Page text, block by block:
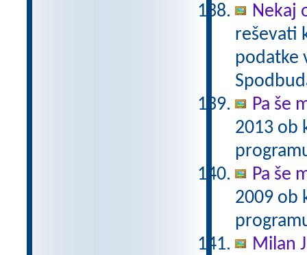
Nekaj
reševati
podatke
Pa še
2013 ob
Pa še
2009 ob
Milan